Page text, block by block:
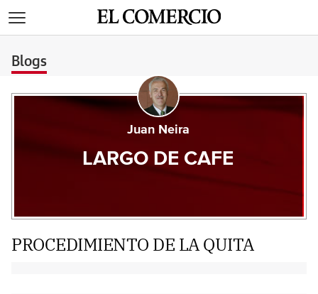
Blogs
Juan Neira
LARGO DE CAFE
PROCEDIMIENTO DE LA QUITA